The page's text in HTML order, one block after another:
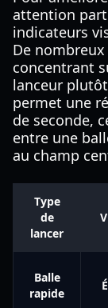
attention
indicateurs
De
concentrant
lanceur
permet une
de seconde,
entre une
au champ
Type
de
lancer
Balle
rapide